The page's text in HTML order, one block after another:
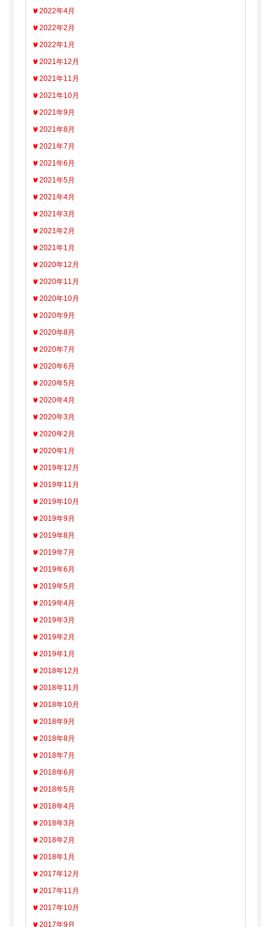
2022年4月
2022年2月
2022年1月
2021年12月
2021年11月
2021年10月
2021年9月
2021年8月
2021年7月
2021年6月
2021年5月
2021年4月
2021年3月
2021年2月
2021年1月
2020年12月
2020年11月
2020年10月
2020年9月
2020年8月
2020年7月
2020年6月
2020年5月
2020年4月
2020年3月
2020年2月
2020年1月
2019年12月
2019年11月
2019年10月
2019年9月
2019年8月
2019年7月
2019年6月
2019年5月
2019年4月
2019年3月
2019年2月
2019年1月
2018年12月
2018年11月
2018年10月
2018年9月
2018年8月
2018年7月
2018年6月
2018年5月
2018年4月
2018年3月
2018年2月
2018年1月
2017年12月
2017年11月
2017年10月
2017年9月